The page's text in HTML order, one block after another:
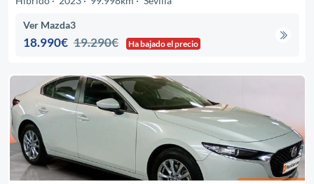
Ver Mazda3
18.990€ 19.290€ Ha bajado el precio